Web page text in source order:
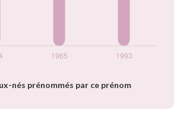
nés prénommés par ce prénom